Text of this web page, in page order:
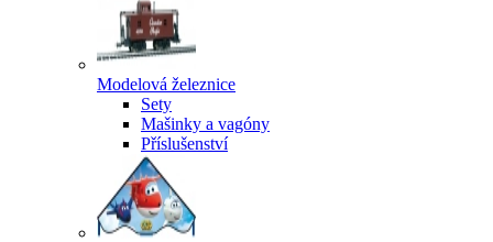
Modelová železnice
Sety
Mašinky a vagóny
Příslušenství